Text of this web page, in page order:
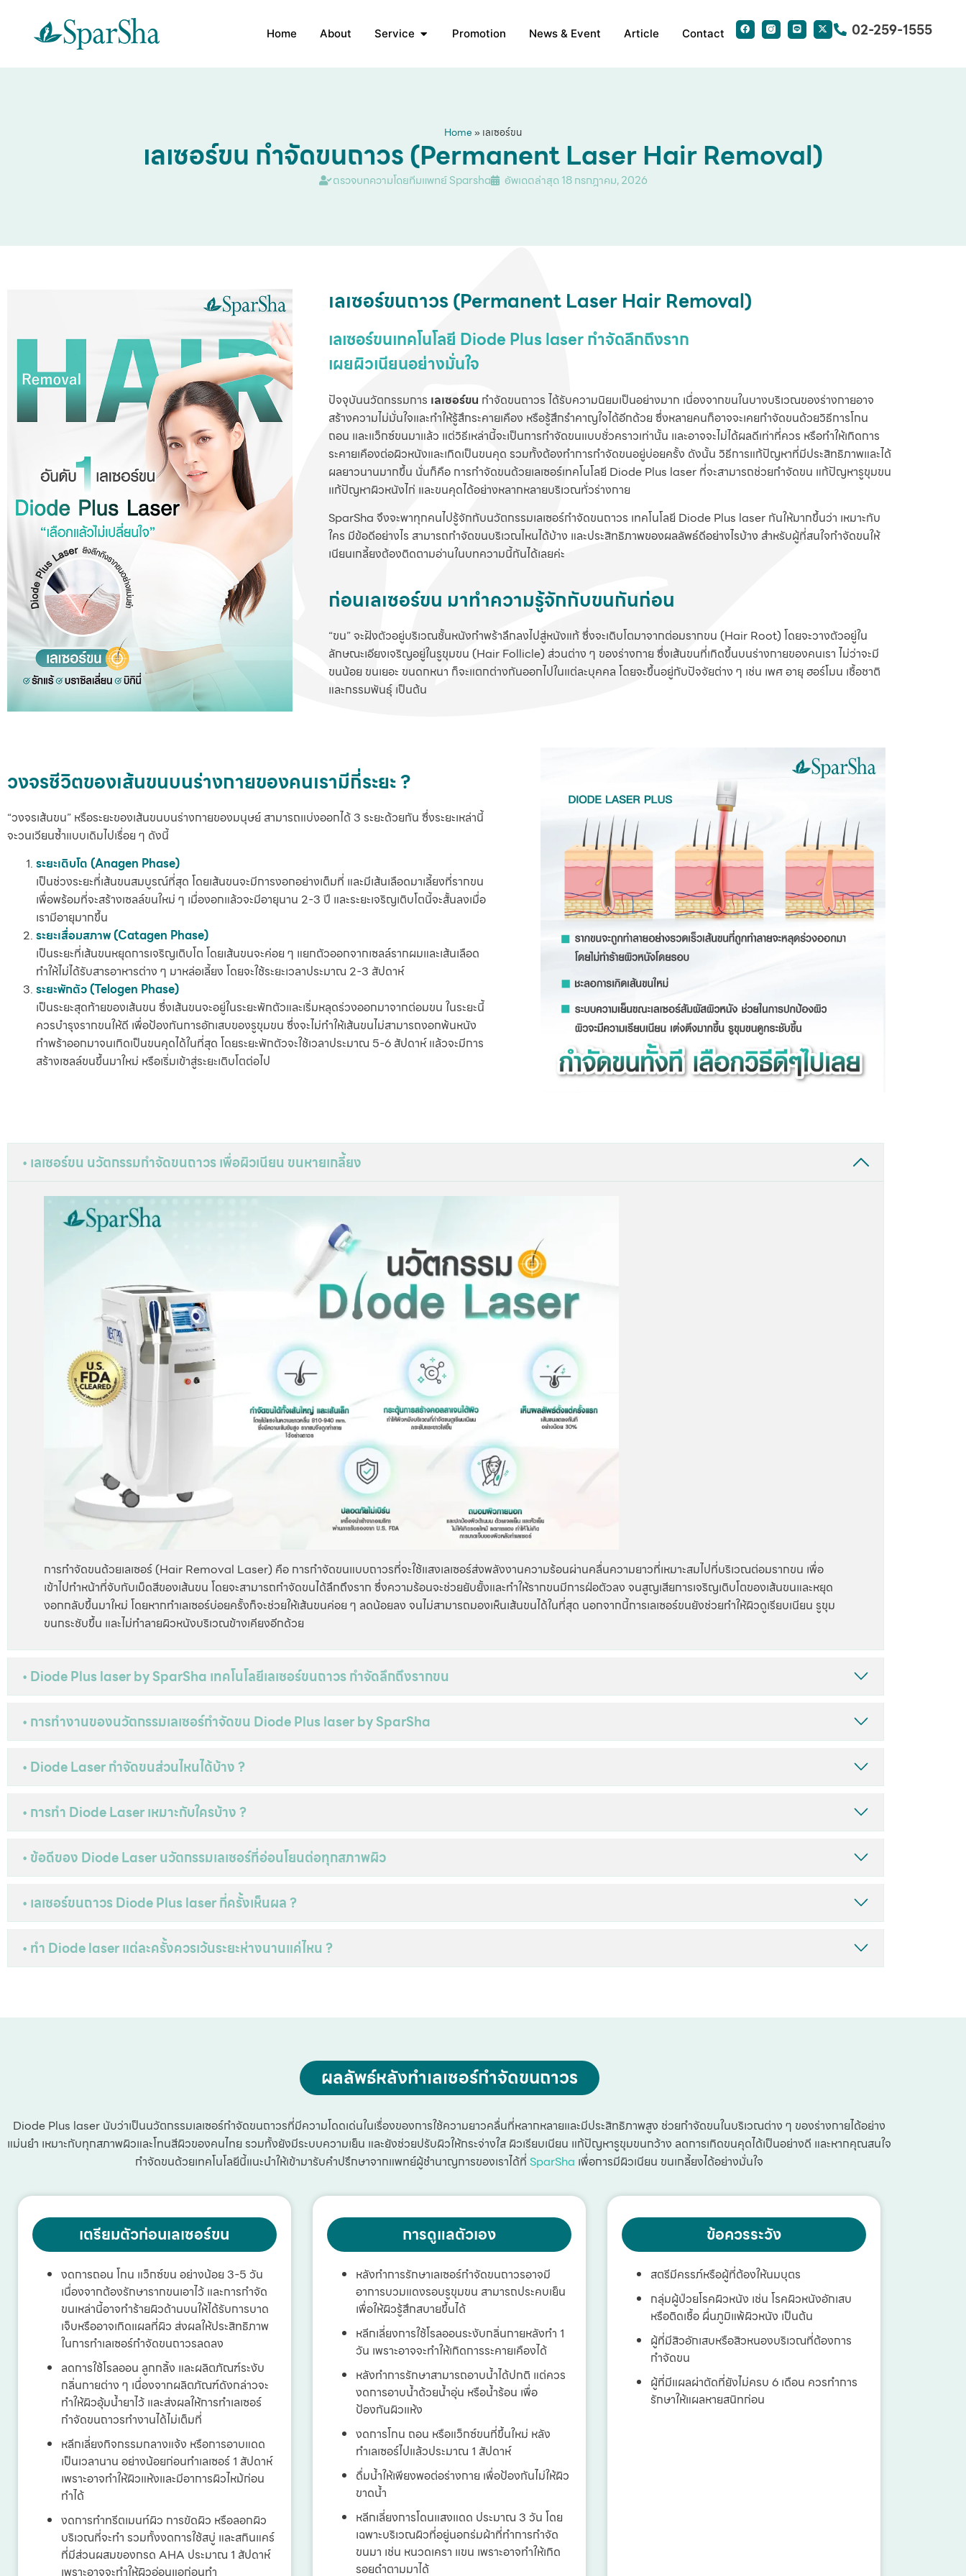
Home About Service Promotion News & Event Article Contact 02-259-1555
Home»เลเซอร์ขน
เลเซอร์ขน กำจัดขนถาวร (Permanent Laser Hair Removal)
ตรวจบทความโดยทีมแพทย์ Sparsha อัพเดตล่าสุด 18 กรกฎาคม, 2026
เลเซอร์ขนถาวร (Permanent Laser Hair Removal)
เลเซอร์ขนเทคโนโลยี Diode Plus laserกำจัดลึกถึงราก
เผยผิวเนียนอย่างมั่นใจ
ปัจจุบันนวัตกรรมการ เลเซอร์ขน กำจัดขนถาวร ได้รับความนิยมเป็นอย่างมาก เนื่องจากขนในบางบริเวณของร่างกายอาจ
สร้างความไม่มั่นใจและทำให้รู้สึกระคายเคือง หรือรู้สึกรำคาญใจได้อีกด้วย ซึ่งหลายคนก็อาจจะเคยกำจัดขนด้วยวิธีการโกน
ถอน และแว็กซ์ขนมาแล้ว แต่วิธีเหล่านี้จะเป็นการกำจัดขนแบบชั่วคราวเท่านั้น และอาจจะไม่ได้ผลดีเท่าที่ควร หรือทำให้เกิดการ
ระคายเคืองต่อผิวหนังและเกิดเป็นขนคุด รวมทั้งต้องทำการกำจัดขนอยู่บ่อยครั้ง ดังนั้น วิธีการแก้ปัญหาที่มีประสิทธิภาพและได้
ผลยาวนานมากขึ้น นั่นก็คือ การกำจัดขนด้วยเลเซอร์เทคโนโลยี Diode Plus laser ที่จะสามารถช่วยกำจัดขน แก้ปัญหารูขุมขน
แก้ปัญหาผิวหนังไก่ และขนคุดได้อย่างหลากหลายบริเวณทั่วร่างกาย
SparSha จึงจะพาทุกคนไปรู้จักกับนวัตกรรมเลเซอร์กำจัดขนถาวร เทคโนโลยี Diode Plus laser กันให้มากขึ้นว่า เหมาะกับ
ใคร มีข้อดีอย่างไร สามารถกำจัดขนบริเวณไหนได้บ้าง และประสิทธิภาพของผลลัพธ์ดีอย่างไรบ้าง สำหรับผู้ที่สนใจกำจัดขนให้
เนียนเกลี้ยงต้องติดตามอ่านในบทความนี้กันได้เลยค่ะ
ก่อนเลเซอร์ขน มาทำความรู้จักกับขนกันก่อน
“ขน” จะฝังตัวอยู่บริเวณชั้นหนังกำพร้าลึกลงไปสู่หนังแท้ ซึ่งจะเติบโตมาจากต่อมรากขน (Hair Root) โดยจะวางตัวอยู่ใน
ลักษณะเอียงเจริญอยู่ในรูขุมขน (Hair Follicle) ส่วนต่าง ๆ ของร่างกาย ซึ่งเส้นขนที่เกิดขึ้นบนร่างกายของคนเรา ไม่ว่าจะมี
ขนน้อย ขนเยอะ ขนดกหนา ก็จะแตกต่างกันออกไปในแต่ละบุคคล โดยจะขึ้นอยู่กับปัจจัยต่าง ๆ เช่น เพศ อายุ ฮอร์โมน เชื้อชาติ
และกรรมพันธุ์ เป็นต้น
วงจรชีวิตของเส้นขนบนร่างกายของคนเรามีกี่ระยะ ?
“วงจรเส้นขน” หรือระยะของเส้นขนบนร่างกายของมนุษย์ สามารถแบ่งออกได้ 3 ระยะด้วยกัน ซึ่งระยะเหล่านี้
จะวนเวียนซ้ำแบบเดิมไปเรื่อย ๆ ดังนี้
ระยะเติบโต (Anagen Phase)
เป็นช่วงระยะที่เส้นขนสมบูรณ์ที่สุด โดยเส้นขนจะมีการงอกอย่างเต็มที่ และมีเส้นเลือดมาเลี้ยงที่รากขน
เพื่อพร้อมที่จะสร้างเซลล์ขนใหม่ ๆ เมื่องอกแล้วจะมีอายุนาน 2-3 ปี และระยะเจริญเติบโตนี้จะสั้นลงเมื่อ
เรามีอายุมากขึ้น
ระยะเสื่อมสภาพ (Catagen Phase)
เป็นระยะที่เส้นขนหยุดการเจริญเติบโต โดยเส้นขนจะค่อย ๆ แยกตัวออกจากเซลล์รากผมและเส้นเลือด
ทำให้ไม่ได้รับสารอาหารต่าง ๆ มาหล่อเลี้ยง โดยจะใช้ระยะเวลาประมาณ 2-3 สัปดาห์
ระยะพักตัว (Telogen Phase)
เป็นระยะสุดท้ายของเส้นขน ซึ่งเส้นขนจะอยู่ในระยะพักตัวและเริ่มหลุดร่วงออกมาจากต่อมขน ในระยะนี้
ควรบำรุงรากขนให้ดี เพื่อป้องกันการอักเสบของรูขุมขน ซึ่งจะไม่ทำให้เส้นขนไม่สามารถงอกพ้นหนัง
กำพร้าออกมาจนเกิดเป็นขนคุดได้ในที่สุด โดยระยะพักตัวจะใช้เวลาประมาณ 5-6 สัปดาห์ แล้วจะมีการ
สร้างเซลล์ขนขึ้นมาใหม่ หรือเริ่มเข้าสู่ระยะเติบโตต่อไป
• เลเซอร์ขน นวัตกรรมกำจัดขนถาวร เพื่อผิวเนียน ขนหายเกลี้ยง
การกำจัดขนด้วยเลเซอร์ (Hair Removal Laser) คือ การกำจัดขนแบบถาวรที่จะใช้แสงเลเซอร์ส่งพลังงานความร้อนผ่านคลื่นความยาวที่เหมาะสมไปที่บริเวณต่อมรากขน เพื่อ
เข้าไปทำหน้าที่จับกับเม็ดสีของเส้นขน โดยจะสามารถกำจัดขนได้ลึกถึงราก ซึ่งความร้อนจะช่วยยับยั้งและทำให้รากขนมีการฝ่อตัวลง จนสูญเสียการเจริญเติบโตของเส้นขนและหยุด
งอกกลับขึ้นมาใหม่ โดยหากทำเลเซอร์บ่อยครั้งก็จะช่วยให้เส้นขนค่อย ๆ ลดน้อยลง จนไม่สามารถมองเห็นเส้นขนได้ในที่สุด นอกจากนี้การเลเซอร์ขนยังช่วยทำให้ผิวดูเรียบเนียน รูขุม
ขนกระชับขึ้น และไม่ทำลายผิวหนังบริเวณข้างเคียงอีกด้วย
• Diode Plus laser by SparSha เทคโนโลยีเลเซอร์ขนถาวร กำจัดลึกถึงรากขน
• การทำงานของนวัตกรรมเลเซอร์กำจัดขน Diode Plus laser by SparSha
• Diode Laser กำจัดขนส่วนไหนได้บ้าง ?
• การทำ Diode Laser เหมาะกับใครบ้าง ?
• ข้อดีของ Diode Laser นวัตกรรมเลเซอร์ที่อ่อนโยนต่อทุกสภาพผิว
• เลเซอร์ขนถาวร Diode Plus laser กี่ครั้งเห็นผล ?
• ทำ Diode laser แต่ละครั้งควรเว้นระยะห่างนานแค่ไหน ?
ผลลัพธ์หลังทำเลเซอร์กำจัดขนถาวร
Diode Plus laser นับว่าเป็นนวัตกรรมเลเซอร์กำจัดขนถาวรที่มีความโดดเด่นในเรื่องของการใช้ความยาวคลื่นที่หลากหลายและมีประสิทธิภาพสูง ช่วยกำจัดขนในบริเวณต่าง ๆ ของร่างกายได้อย่าง
แม่นยำ เหมาะกับทุกสภาพผิวและโทนสีผิวของคนไทย รวมทั้งยังมีระบบความเย็น และยังช่วยปรับผิวให้กระจ่างใส ผิวเรียบเนียน แก้ปัญหารูขุมขนกว้าง ลดการเกิดขนคุดได้เป็นอย่างดี และหากคุณสนใจ
กำจัดขนด้วยเทคโนโลยีนี้แนะนำให้เข้ามารับคำปรึกษาจากแพทย์ผู้ชำนาญการของเราได้ที่ SparSha เพื่อการมีผิวเนียน ขนเกลี้ยงได้อย่างมั่นใจ
เตรียมตัวก่อนเลเซอร์ขน
งดการถอน โกน แว็กซ์ขน อย่างน้อย 3-5 วัน
เนื่องจากต้องรักษารากขนเอาไว้ และการกำจัด
ขนเหล่านี้อาจทำร้ายผิวด้านบนให้ได้รับการบาด
เจ็บหรืออาจเกิดแผลที่ผิว ส่งผลให้ประสิทธิภาพ
ในการทำเลเซอร์กำจัดขนถาวรลดลง
ลดการใช้โรลออน ลูกกลิ้ง และผลิตภัณฑ์ระงับ
กลิ่นกายต่าง ๆ เนื่องจากผลิตภัณฑ์ดังกล่าวจะ
ทำให้ผิวอุ้มน้ำยาไว้ และส่งผลให้การทำเลเซอร์
กำจัดขนถาวรทำงานได้ไม่เต็มที่
หลีกเลี่ยงกิจกรรมกลางแจ้ง หรือการอาบแดด
เป็นเวลานาน อย่างน้อยก่อนทำเลเซอร์ 1 สัปดาห์
เพราะอาจทำให้ผิวแห้งและมีอาการผิวไหม้ก่อน
ทำได้
งดการทำทรีตเมนท์ผิว การขัดผิว หรือลอกผิว
บริเวณที่จะทำ รวมทั้งงดการใช้สบู่ และสกินแคร์
ที่มีส่วนผสมของกรด AHA ประมาณ 1 สัปดาห์
เพราะอาจจะทำให้ผิวอ่อนแอก่อนทำ
การดูแลตัวเอง
หลังทำการรักษาเลเซอร์กำจัดขนถาวรอาจมี
อาการบวมแดงรอบรูขุมขน สามารถประคบเย็น
เพื่อให้ผิวรู้สึกสบายขึ้นได้
หลีกเลี่ยงการใช้โรลออนระงับกลิ่นกายหลังทำ 1
วัน เพราะอาจจะทำให้เกิดการระคายเคืองได้
หลังทำการรักษาสามารถอาบน้ำได้ปกติ แต่ควร
งดการอาบน้ำด้วยน้ำอุ่น หรือน้ำร้อน เพื่อ
ป้องกันผิวแห้ง
งดการโกน ถอน หรือแว็กซ์ขนที่ขึ้นใหม่ หลัง
ทำเลเซอร์ไปแล้วประมาณ 1 สัปดาห์
ดื่มน้ำให้เพียงพอต่อร่างกาย เพื่อป้องกันไม่ให้ผิว
ขาดน้ำ
หลีกเลี่ยงการโดนแสงแดด ประมาณ 3 วัน โดย
เฉพาะบริเวณผิวที่อยู่นอกร่มผ้าที่ทำการกำจัด
ขนมา เช่น หนวดเครา แขน เพราะอาจทำให้เกิด
รอยดำตามมาได้
ข้อควรระวัง
สตรีมีครรภ์หรือผู้ที่ต้องให้นมบุตร
กลุ่มผู้ป่วยโรคผิวหนัง เช่น โรคผิวหนังอักเสบ
หรือติดเชื้อ ผื่นภูมิแพ้ผิวหนัง เป็นต้น
ผู้ที่มีสิวอักเสบหรือสิวหนองบริเวณที่ต้องการ
กำจัดขน
ผู้ที่มีแผลผ่าตัดที่ยังไม่ครบ 6 เดือน ควรทำการ
รักษาให้แผลหายสนิทก่อน